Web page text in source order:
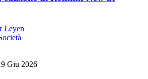
Giu 2026